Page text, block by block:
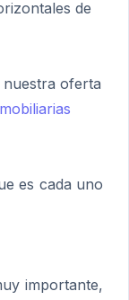
de
oferta
es cada uno
importante,